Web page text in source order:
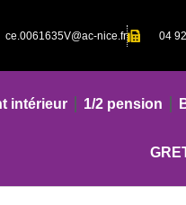
ce.0061635V@ac-nice.fr 04
intérieur 1/2 pension